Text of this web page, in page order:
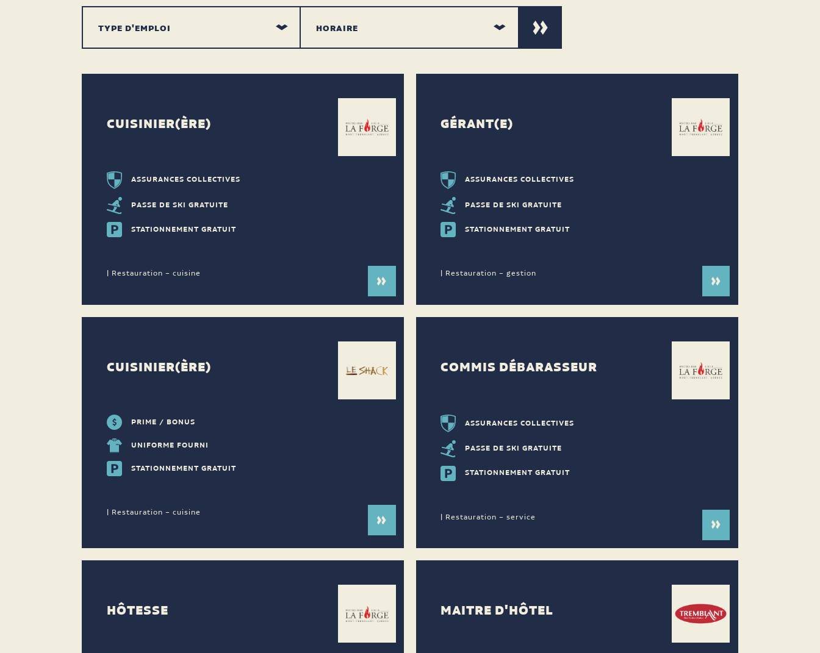
CUISINIER(ÈRE)
ASSURANCES COLLECTIVES
PASSE DE SKI GRATUITE
STATIONNEMENT GRATUIT
| Restauration – cuisine
GÉRANT(E)
ASSURANCES COLLECTIVES
PASSE DE SKI GRATUITE
STATIONNEMENT GRATUIT
| Restauration – gestion
CUISINIER(ÈRE)
PRIME / BONUS
UNIFORME FOURNI
STATIONNEMENT GRATUIT
| Restauration – cuisine
COMMIS DÉBARASSEUR
ASSURANCES COLLECTIVES
PASSE DE SKI GRATUITE
STATIONNEMENT GRATUIT
| Restauration – service
HÔTESSE MAITRE D'HÔTEL